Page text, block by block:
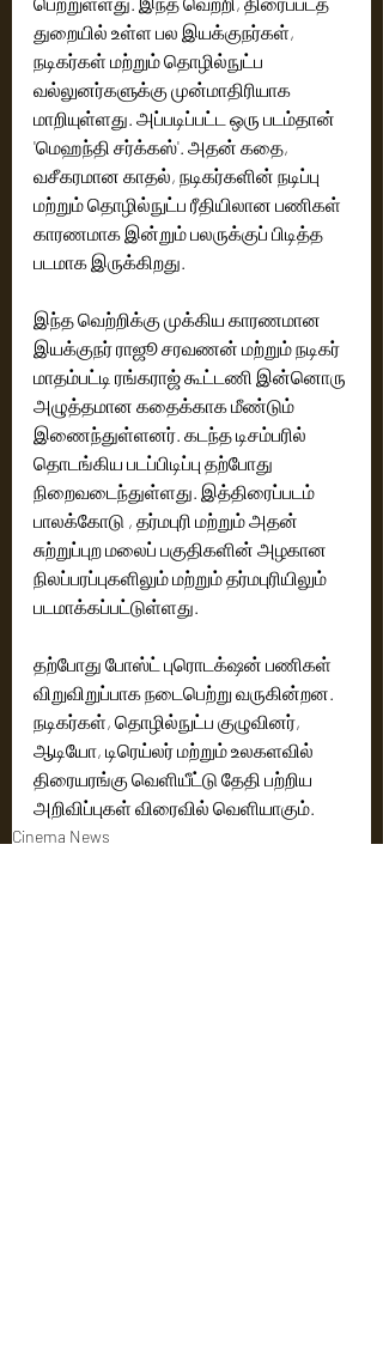
துறையில் உள்ள பல இயக்குநர்கள்,
நடிகர்கள் மற்றும் தொழில்நுட்ப
வல்லுனர்களுக்கு முன்மாதிரியாக
மாறியுள்ளது. அப்படிப்பட்ட ஒரு படம்தான்
'மெஹந்தி சர்க்கஸ்'. அதன் கதை,
வசீகரமான காதல், நடிகர்களின் நடிப்பு
மற்றும் தொழில்நுட்ப ரீதியிலான பணிகள்
காரணமாக இன்றும் பலருக்குப் பிடித்த
படமாக இருக்கிறது.
இந்த வெற்றிக்கு முக்கிய காரணமான
இயக்குநர் ராஜூ சரவணன் மற்றும் நடிகர்
மாதம்பட்டி ரங்கராஜ் கூட்டணி இன்னொரு
அழுத்தமான கதைக்காக மீண்டும்
இணைந்துள்ளனர். கடந்த டிசம்பரில்
தொடங்கிய படப்பிடிப்பு தற்போது
நிறைவடைந்துள்ளது. இத்திரைப்படம்
பாலக்கோடு , தர்மபுரி மற்றும் அதன்
சுற்றுப்புற மலைப் பகுதிகளின் அழகான
நிலப்பரப்புகளிலும் மற்றும் தர்மபுரியிலும்
படமாக்கப்பட்டுள்ளது.
தற்போது போஸ்ட் புரொடக்‌ஷன் பணிகள்
விறுவிறுப்பாக நடைபெற்று வருகின்றன.
நடிகர்கள், தொழில்நுட்ப குழுவினர்,
ஆடியோ, டிரெய்லர் மற்றும் உலகளவில்
திரையரங்கு வெளியீட்டு தேதி பற்றிய
அறிவிப்புகள் விரைவில் வெளியாகும்.
Cinema News